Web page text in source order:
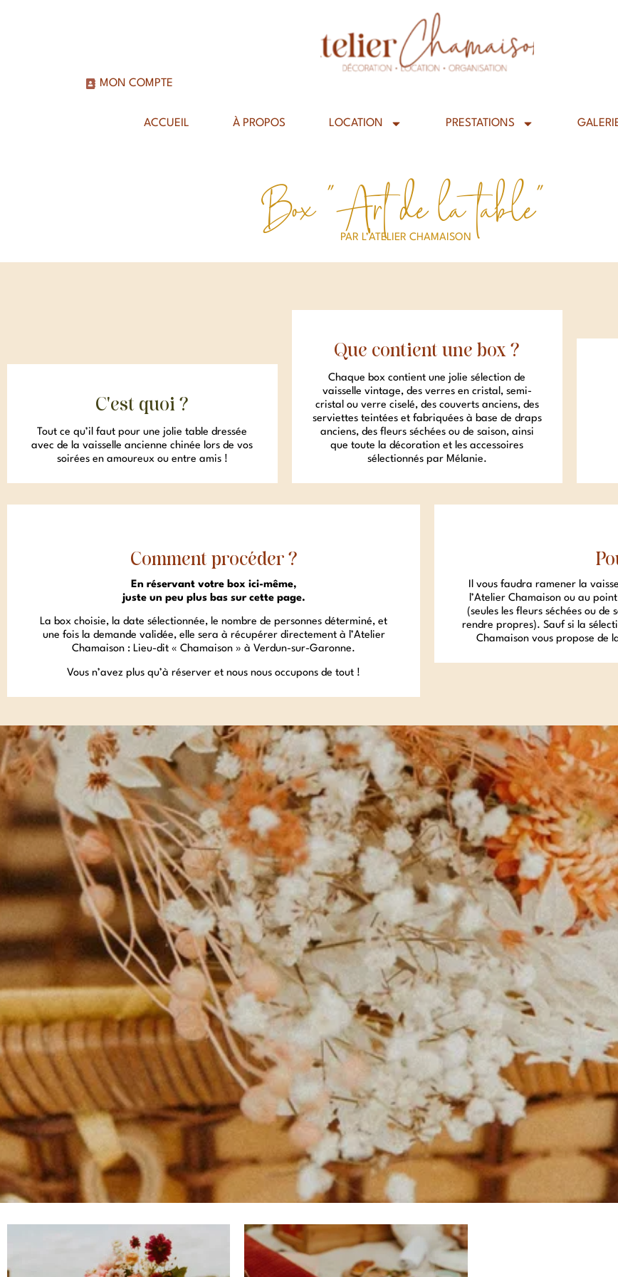
MON COMPTE
ACCUEIL À PROPOS LOCATION PRESTATIONS
Box "Art de la table"
PAR L’ATELIER CHAMAISON
C'est quoi ?
Tout ce qu’il faut pour une jolie table dressée
avec de la vaisselle ancienne chinée lors de vos
soirées en amoureux ou entre amis !
Que contient une box ?
Chaque box contient une jolie sélection de
vaisselle vintage, des verres en cristal, semi-
cristal ou verre ciselé, des couverts anciens, des
serviettes teintées et fabriquées à base de draps
anciens, des fleurs séchées ou de saison, ainsi
que toute la décoration et les accessoires
sélectionnés par Mélanie.
Comment procéder ?
En réservant votre box ici-même,
juste un peu plus bas sur cette page.
La box choisie, la date sélectionnée, le nombre de personnes déterminé, et
une fois la demande validée, elle sera à récupérer directement à l’Atelier
Chamaison : Lieu-dit « Chamaison » à Verdun-sur-Garonne.
Vous n’avez plus qu’à réserver et nous nous occupons de tout !
Il vous faudra ramener la
l’Atelier Chamaison ou au
(seules les fleurs séchées ou
rendre propres). Sauf si la
Chamaison vous propose de